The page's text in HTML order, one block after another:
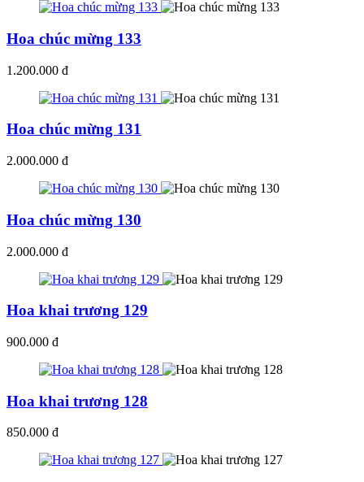
Hoa chúc mừng 133
1.200.000 đ
Hoa chúc mừng 131
2.000.000 đ
Hoa chúc mừng 130
2.000.000 đ
Hoa khai trương 129
900.000 đ
Hoa khai trương 128
850.000 đ